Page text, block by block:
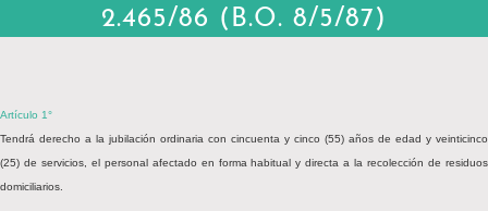
2.465/86 (B.O. 8/5/87)
Artículo 1°
Tendrá derecho a la jubilación ordinaria con cincuenta y cinco (55) años de edad y veinticinco
(25) de servicios, el personal afectado en forma habitual y directa a la recolección de residuos
domiciliarios.